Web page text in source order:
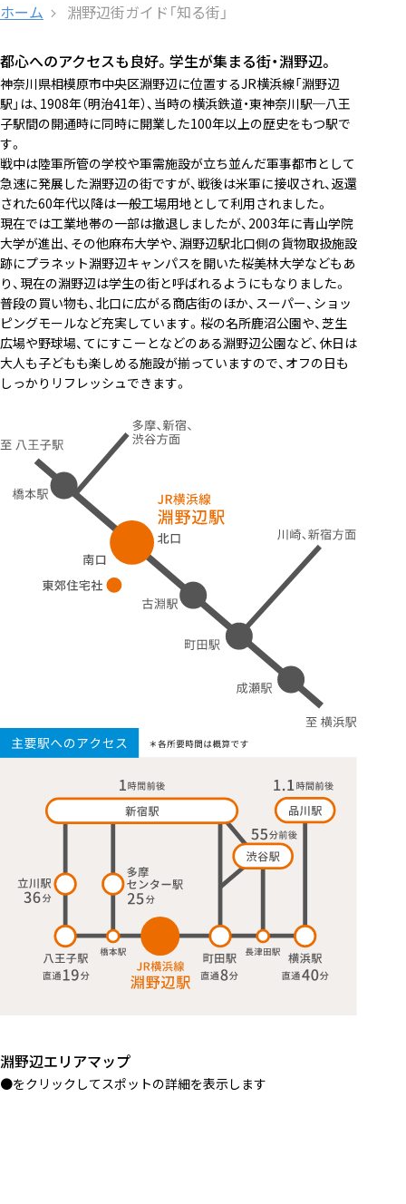
ホーム 淵野辺街ガイド「知る街」
都心へのアクセスも良好。学生が集まる街・淵野辺。
神奈川県相模原市中央区淵野辺に位置するJR横浜線「淵野辺
駅」は、1908年（明治41年）、当時の横浜鉄道・東神奈川駅─八王
子駅間の開通時に同時に開業した100年以上の歴史をもつ駅で
す。
戦中は陸軍所管の学校や軍需施設が立ち並んだ軍事都市として
急速に発展した淵野辺の街ですが、戦後は米軍に接収され、返還
された60年代以降は一般工場用地として利用されました。
現在では工業地帯の一部は撤退しましたが、2003年に青山学院
大学が進出、その他麻布大学や、淵野辺駅北口側の貨物取扱施設
跡にプラネット淵野辺キャンパスを開いた桜美林大学などもあ
り、現在の淵野辺は学生の街と呼ばれるようにもなりました。
普段の買い物も、北口に広がる商店街のほか、スーパー、ショッ
ピングモールなど充実しています。桜の名所鹿沼公園や、芝生
広場や野球場、てにすこーとなどのある淵野辺公園など、休日は
大人も子どもも楽しめる施設が揃っていますので、オフの日も
しっかりリフレッシュできます。
淵野辺エリアマップ
●をクリックしてスポットの詳細を表示します